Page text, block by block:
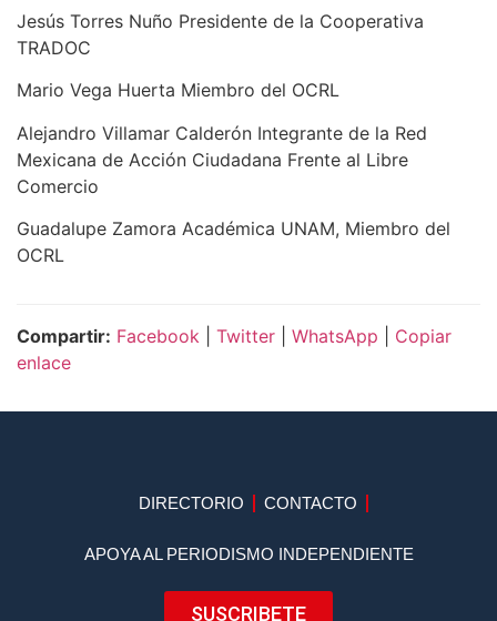
Jesús Torres Nuño Presidente de la Cooperativa
TRADOC
Mario Vega Huerta Miembro del OCRL
Alejandro Villamar Calderón Integrante de la Red
Mexicana de Acción Ciudadana Frente al Libre
Comercio
Guadalupe Zamora Académica UNAM, Miembro del
OCRL
Compartir: Facebook Twitter WhatsApp
Copiar
enlace
DIRECTORIO CONTACTO
APOYA AL PERIODISMO INDEPENDIENTE
SUSCRIBETE